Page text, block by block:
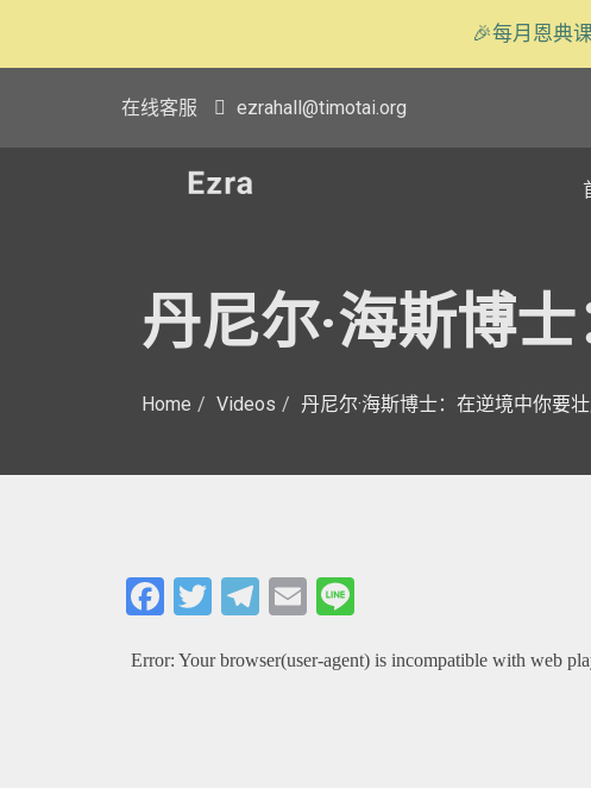
在线客服 ezrahall@timotai.org
丹尼尔·海斯博
Home Videos 丹尼尔·海斯博士：在逆境中你要
Facebook
TwitterTelegram
Email
🎉每月恩典